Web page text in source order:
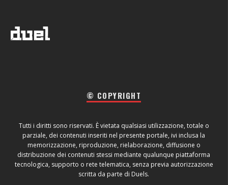
© COPYRIGHT
Tutti i diritti sono riservati. È vietata qualsiasi utilizzazione, totale o
parziale, dei contenuti inseriti nel presente portale, ivi inclusa la
memorizzazione, riproduzione, rielaborazione, diffusione o
distribuzione dei contenuti stessi mediante qualunque piattaforma
tecnologica, supporto o rete telematica, senza previa autorizzazione
scritta da parte di Duels.